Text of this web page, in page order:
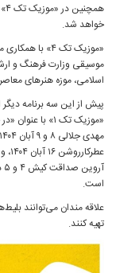
خواهد شد.
«موزیک تک ۴»
موسیقی وزارت فرهنگ و
اسلامی، موزه هنرهای
پیش از این سه برنامه
«موزیک تک ۱»
است.
علاقه مندان می‌توانند
تهیه کنند.